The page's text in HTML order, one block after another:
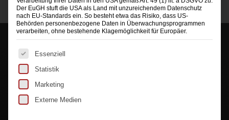
Der EuGH stuft die USA als Land mit unzureichendem Datenschutz
nach EU-Standards ein. So besteht etwa das Risiko, dass US-
Behörden personenbezogene Daten in Überwachungsprogrammen
verarbeiten, ohne bestehende Klagemöglichkeit für Europäer.
Es folgt eine Liste der Service-Gruppen, für die eine
Essenziell
Statistik
Marketing
Externe Medien